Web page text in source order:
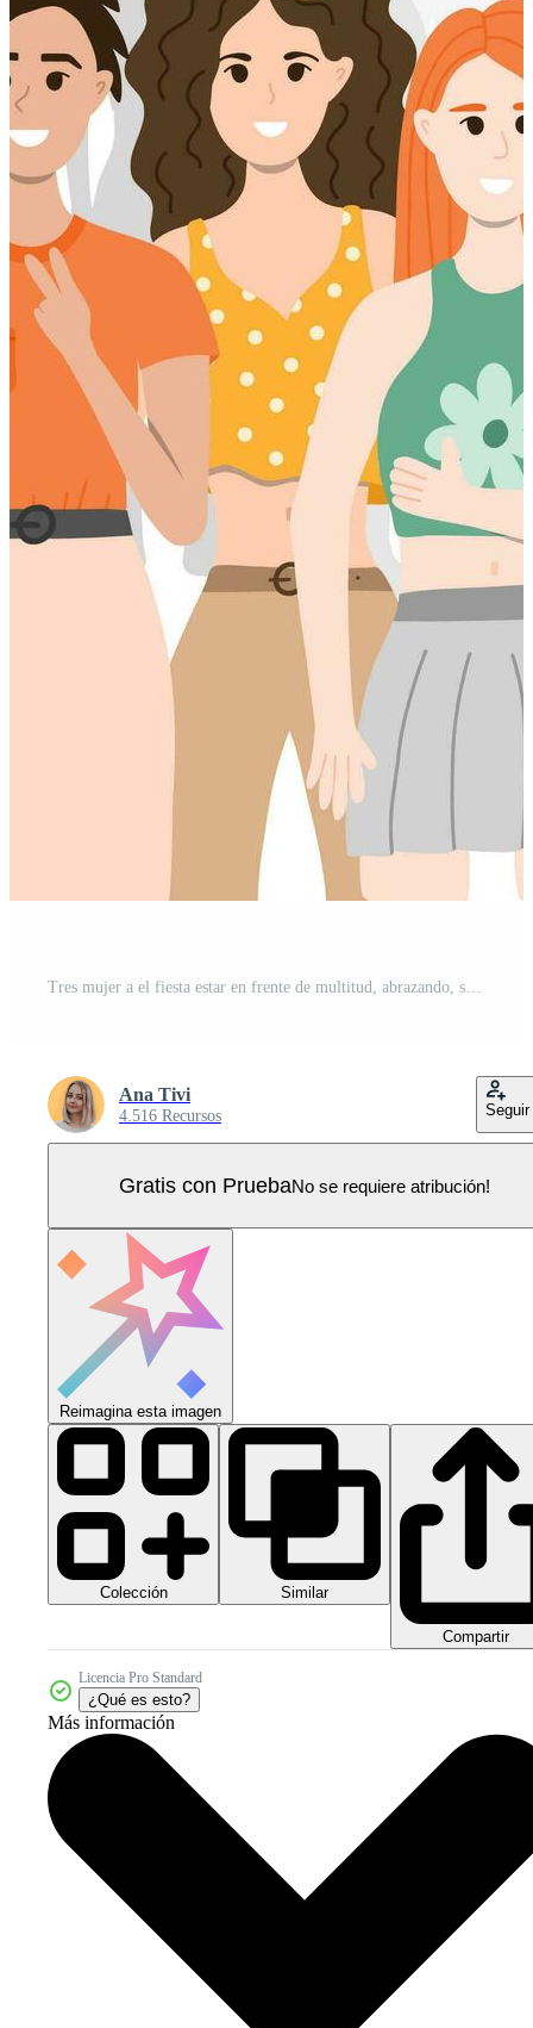
Tres mujer a el fiesta estar en frente de multitud, abrazando, sonriente, tomando un fotografía. contento personas celebrando con fiesta sombreros. fiesta celebracion concepto. vector ilustración teniendo divertido con amigos Vector Pro
Ana Tivi
4.516 Recursos Seguir
Gratis con PruebaNo se requiere atribución!
Reimagina esta imagen
Colección Similar
Compartir
Licencia Pro Standard
¿Qué es esto?
Más información